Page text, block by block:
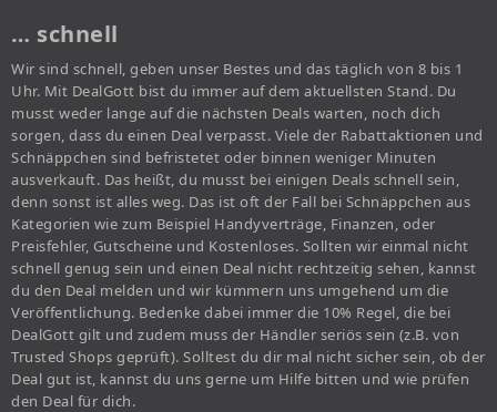
… schnell
Wir sind schnell, geben unser Bestes und das täglich von 8 bis 1
Uhr. Mit DealGott bist du immer auf dem aktuellsten Stand. Du
musst weder lange auf die nächsten Deals warten, noch dich
sorgen, dass du einen Deal verpasst. Viele der Rabattaktionen und
Schnäppchen sind befristetet oder binnen weniger Minuten
ausverkauft. Das heißt, du musst bei einigen Deals schnell sein,
denn sonst ist alles weg. Das ist oft der Fall bei Schnäppchen aus
Kategorien wie zum Beispiel Handyverträge, Finanzen, oder
Preisfehler, Gutscheine und Kostenloses. Sollten wir einmal nicht
schnell genug sein und einen Deal nicht rechtzeitig sehen, kannst
du den Deal melden und wir kümmern uns umgehend um die
Veröffentlichung. Bedenke dabei immer die 10% Regel, die bei
DealGott gilt und zudem muss der Händler seriös sein (z.B. von
Trusted Shops geprüft). Solltest du dir mal nicht sicher sein, ob der
Deal gut ist, kannst du uns gerne um Hilfe bitten und wie prüfen
den Deal für dich.